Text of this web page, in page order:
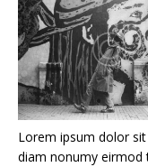
Lorem ipsum dolor
diam nonumy